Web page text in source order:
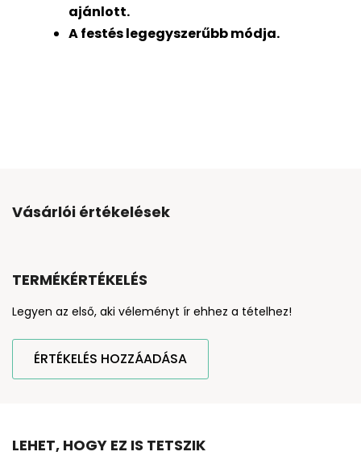
ajánlott.
A festés legegyszerűbb módja.
Vásárlói értékelések
TERMÉKÉRTÉKELÉS
Legyen az első, aki véleményt ír ehhez a tételhez!
ÉRTÉKELÉS HOZZÁADÁSA
LEHET, HOGY EZ IS TETSZIK